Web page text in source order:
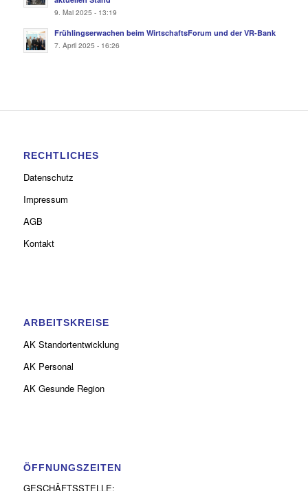
9. Mai 2025 - 13:19
Frühlingserwachen beim WirtschaftsForum und der VR-Bank
7. April 2025 - 16:26
RECHTLICHES
Datenschutz
Impressum
AGB
Kontakt
ARBEITSKREISE
AK Standortentwicklung
AK Personal
AK Gesunde Region
ÖFFNUNGSZEITEN
GESCHÄFTSSTELLE: